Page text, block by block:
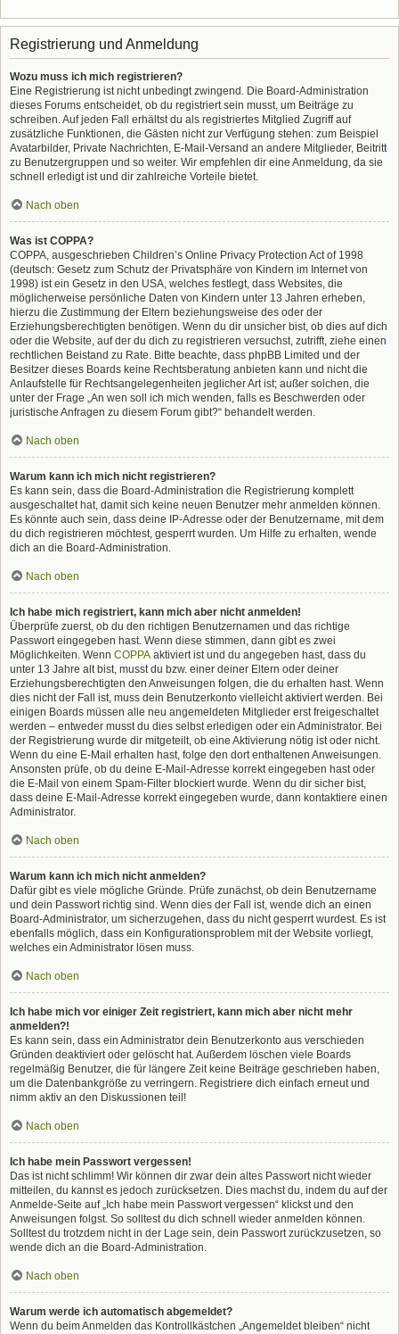
Registrierung und Anmeldung
Wozu muss ich mich registrieren?
Eine Registrierung ist nicht unbedingt zwingend. Die Board-Administration
dieses Forums entscheidet, ob du registriert sein musst, um Beiträge zu
schreiben. Auf jeden Fall erhältst du als registriertes Mitglied Zugriff auf
zusätzliche Funktionen, die Gästen nicht zur Verfügung stehen: zum Beispiel
Avatarbilder, Private Nachrichten, E-Mail-Versand an andere Mitglieder, Beitritt
zu Benutzergruppen und so weiter. Wir empfehlen dir eine Anmeldung, da sie
schnell erledigt ist und dir zahlreiche Vorteile bietet.
Nach oben
Was ist COPPA?
COPPA, ausgeschrieben Children’s Online Privacy Protection Act of 1998
(deutsch: Gesetz zum Schutz der Privatsphäre von Kindern im Internet von
1998) ist ein Gesetz in den USA, welches festlegt, dass Websites, die
möglicherweise persönliche Daten von Kindern unter 13 Jahren erheben,
hierzu die Zustimmung der Eltern beziehungsweise des oder der
Erziehungsberechtigten benötigen. Wenn du dir unsicher bist, ob dies auf dich
oder die Website, auf der du dich zu registrieren versuchst, zutrifft, ziehe einen
rechtlichen Beistand zu Rate. Bitte beachte, dass phpBB Limited und der
Besitzer dieses Boards keine Rechtsberatung anbieten kann und nicht die
Anlaufstelle für Rechtsangelegenheiten jeglicher Art ist; außer solchen, die
unter der Frage „An wen soll ich mich wenden, falls es Beschwerden oder
juristische Anfragen zu diesem Forum gibt?“ behandelt werden.
Nach oben
Warum kann ich mich nicht registrieren?
Es kann sein, dass die Board-Administration die Registrierung komplett
ausgeschaltet hat, damit sich keine neuen Benutzer mehr anmelden können.
Es könnte auch sein, dass deine IP-Adresse oder der Benutzername, mit dem
du dich registrieren möchtest, gesperrt wurden. Um Hilfe zu erhalten, wende
dich an die Board-Administration.
Nach oben
Ich habe mich registriert, kann mich aber nicht anmelden!
Überprüfe zuerst, ob du den richtigen Benutzernamen und das richtige
Passwort eingegeben hast. Wenn diese stimmen, dann gibt es zwei
Möglichkeiten. Wenn COPPA aktiviert ist und du angegeben hast, dass du
unter 13 Jahre alt bist, musst du bzw. einer deiner Eltern oder deiner
Erziehungsberechtigten den Anweisungen folgen, die du erhalten hast. Wenn
dies nicht der Fall ist, muss dein Benutzerkonto vielleicht aktiviert werden. Bei
einigen Boards müssen alle neu angemeldeten Mitglieder erst freigeschaltet
werden – entweder musst du dies selbst erledigen oder ein Administrator. Bei
der Registrierung wurde dir mitgeteilt, ob eine Aktivierung nötig ist oder nicht.
Wenn du eine E-Mail erhalten hast, folge den dort enthaltenen Anweisungen.
Ansonsten prüfe, ob du deine E-Mail-Adresse korrekt eingegeben hast oder
die E-Mail von einem Spam-Filter blockiert wurde. Wenn du dir sicher bist,
dass deine E-Mail-Adresse korrekt eingegeben wurde, dann kontaktiere einen
Administrator.
Nach oben
Warum kann ich mich nicht anmelden?
Dafür gibt es viele mögliche Gründe. Prüfe zunächst, ob dein Benutzername
und dein Passwort richtig sind. Wenn dies der Fall ist, wende dich an einen
Board-Administrator, um sicherzugehen, dass du nicht gesperrt wurdest. Es ist
ebenfalls möglich, dass ein Konfigurationsproblem mit der Website vorliegt,
welches ein Administrator lösen muss.
Nach oben
Ich habe mich vor einiger Zeit registriert, kann mich aber nicht mehr
anmelden?!
Es kann sein, dass ein Administrator dein Benutzerkonto aus verschieden
Gründen deaktiviert oder gelöscht hat. Außerdem löschen viele Boards
regelmäßig Benutzer, die für längere Zeit keine Beiträge geschrieben haben,
um die Datenbankgröße zu verringern. Registriere dich einfach erneut und
nimm aktiv an den Diskussionen teil!
Nach oben
Ich habe mein Passwort vergessen!
Das ist nicht schlimm! Wir können dir zwar dein altes Passwort nicht wieder
mitteilen, du kannst es jedoch zurücksetzen. Dies machst du, indem du auf der
Anmelde-Seite auf „Ich habe mein Passwort vergessen“ klickst und den
Anweisungen folgst. So solltest du dich schnell wieder anmelden können.
Solltest du trotzdem nicht in der Lage sein, dein Passwort zurückzusetzen, so
wende dich an die Board-Administration.
Nach oben
Warum werde ich automatisch abgemeldet?
Wenn du beim Anmelden das Kontrollkästchen „Angemeldet bleiben“ nicht